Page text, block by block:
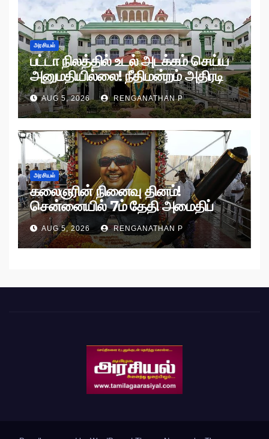
அரசியல்
பட்டா நிலத்தில் உடல் அடக்கம் செய்ய
அனுமதியில்லை! நீதிமன்றம் அதிரடி
உத்தரவு!
AUG 5, 2026 RENGANATHAN P
அரசியல்
கலைஞரின் நினைவு தினம்!
சென்னையில் 7ம் தேதி அமைதிப்
பேரணி!
AUG 5, 2026 RENGANATHAN P